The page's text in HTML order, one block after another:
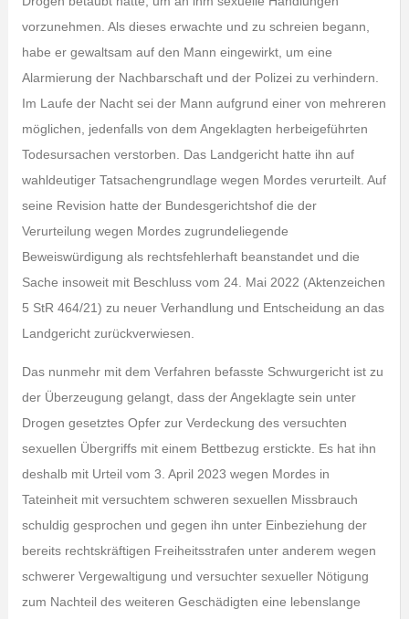
vorzunehmen. Als dieses erwachte und zu schreien begann,
habe er gewaltsam auf den Mann eingewirkt, um eine
Alarmierung der Nachbarschaft und der Polizei zu verhindern.
Im Laufe der Nacht sei der Mann aufgrund einer von mehreren
möglichen, jedenfalls von dem Angeklagten herbeigeführten
Todesursachen verstorben. Das Landgericht hatte ihn auf
wahldeutiger Tatsachengrundlage wegen Mordes verurteilt. Auf
seine Revision hatte der Bundesgerichtshof die der
Verurteilung wegen Mordes zugrundeliegende
Beweiswürdigung als rechtsfehlerhaft beanstandet und die
Sache insoweit mit Beschluss vom 24. Mai 2022 (Aktenzeichen
5 StR 464/21) zu neuer Verhandlung und Entscheidung an das
Landgericht zurückverwiesen.
Das nunmehr mit dem Verfahren befasste Schwurgericht ist zu
der Überzeugung gelangt, dass der Angeklagte sein unter
Drogen gesetztes Opfer zur Verdeckung des versuchten
sexuellen Übergriffs mit einem Bettbezug erstickte. Es hat ihn
deshalb mit Urteil vom 3. April 2023 wegen Mordes in
Tateinheit mit versuchtem schweren sexuellen Missbrauch
schuldig gesprochen und gegen ihn unter Einbeziehung der
bereits rechtskräftigen Freiheitsstrafen unter anderem wegen
schwerer Vergewaltigung und versuchter sexueller Nötigung
zum Nachteil des weiteren Geschädigten eine lebenslange